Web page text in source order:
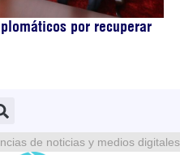
por recuperar
de noticias y medios digitales